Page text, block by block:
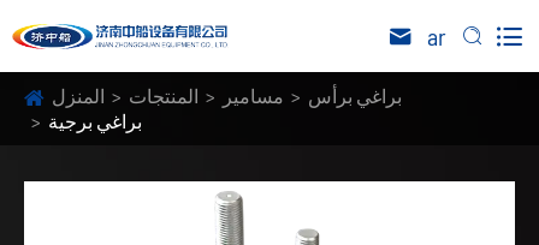
 ar  
المنزل المنتجات مسامير
براغي برأس
براغي برجية